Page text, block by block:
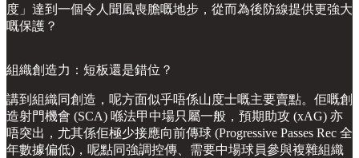
度」達到一個令人聞風喪膽嘅地步，從而為後防線提供更強大
嘅保護？
組織創造力：短板還是錯位？
講到組織同創造，呢方面似乎唔係山度士嘅主要賣點。佢嘅創
造射門機會 (SCA) 喺法甲中場只屬一般，預期助攻 (xAG) 亦
唔突出，尤其係佢極少接應向前傳球 (Progressive Passes Rec 全
年數據偏低)，呢點同強調控傳、需要中場球員參與複雜組織